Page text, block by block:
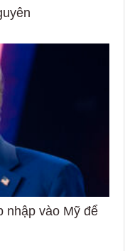
nhập vào Mỹ để